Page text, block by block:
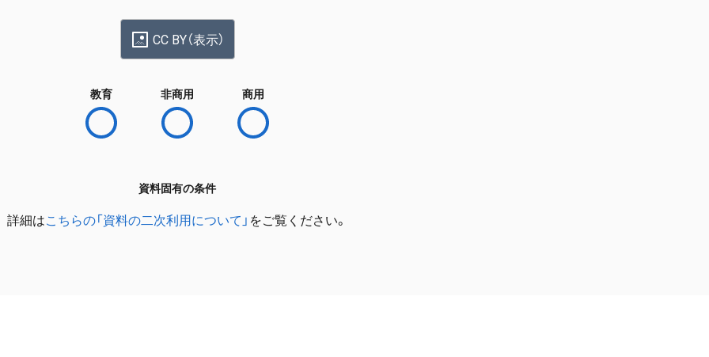
CC BY（表示）
教育 非商用 商用
資料固有の条件
詳細はこちらの「資料の二次利用について」 をご覧ください。